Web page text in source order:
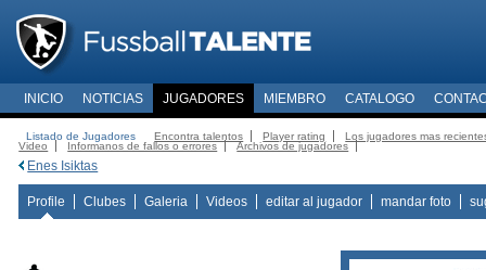
INICIO NOTICIAS JUGADORES MIEMBRO CATALOGO
Listado de Jugadores Encontra talentos Player rating
Los jugadores mas
Video
Informanos de fallos o errores Archivos de jugadores
Enes Isiktas
Profile Clubes Galeria Videos editar al jugador mandar foto